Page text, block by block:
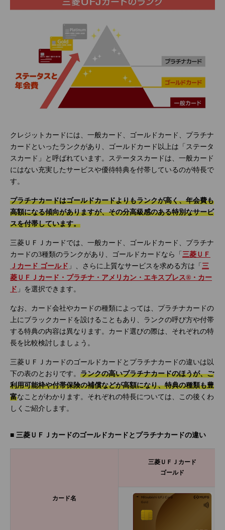
クレジットカードには、一般カード、ゴールドカード、プラチナ
カードといったランクがあり、ゴールドカード以上は「ステータ
スカード」と呼ばれています。ステータスカードは、一般カード
にはない充実したサービスや優待特典を付帯しているのが特長で
す。
プラチナカードはゴールドカードよりもランクが高く、年会費も
高額になる傾向がありますが、その分高級感のある特別なサービ
スを付帯しています。
三菱ＵＦＪカードでは、一般カード、ゴールドカード、プラチナ
カードの3種類のランクがあり、ゴールドカードなら「 三菱ＵＦ
Ｊカード ゴールド 」、さらに上質なサービスを求める方は「 三
菱ＵＦＪカード・プラチナ・アメリカン・エキスプレス®・カー
ド 」を選択できます。
なお、カード会社やカードの種類によっては、プラチナカードの
上にブラックカードを設けることもあり、ランクの呼び方や付帯
する特典の内容は異なります。カード選びの際は、それぞれの特
長を比較検討しましょう。
三菱ＵＦＪカードのゴールドカードとプラチナカードの違いは以
下の表のとおりです。 ランクの高いプラチナカードのほうが、ご
利用可能枠や付帯保険の補償などが高額になり、特典の種類も豊
富なことがわかります。それぞれの特長については、この後くわ
しくご紹介します。
■ 三菱ＵＦＪカードのゴールドカードとプラチナカードの違い
カード名
三菱ＵＦＪカード
ゴールド